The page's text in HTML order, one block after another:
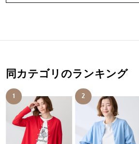
同カテゴリのランキング
1 2